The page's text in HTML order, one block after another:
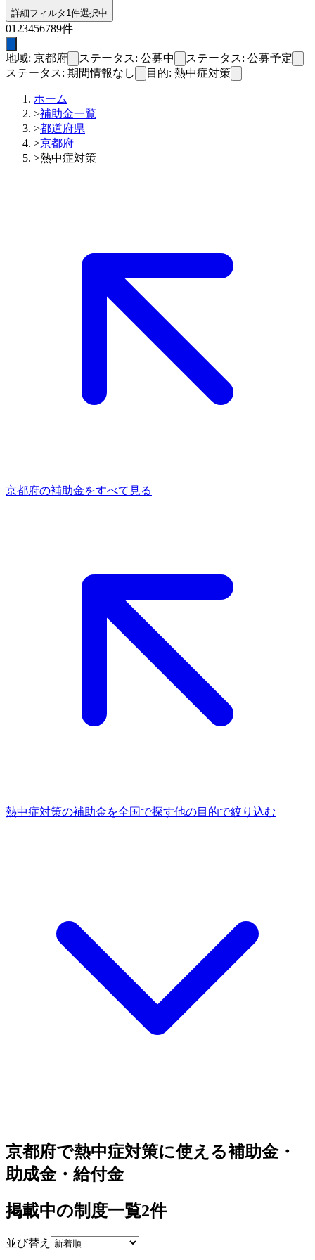
詳細フィルタ 1件選択中
01 23456789件
地域: 京都府 ステータス: 公募中
ステータス: 公募予定
ステータス: 期間情報なし
目的: 熱中症対策
ホーム
>補助金一覧
>都道府県
>京都府
>熱中症対策
京都府の補助金をすべて見る
熱中症対策の補助金を全国で探す他の目的で絞り込む
京都府で熱中症対策に使える補助金・
助成金・給付金
掲載中の制度一覧2件
並び替え